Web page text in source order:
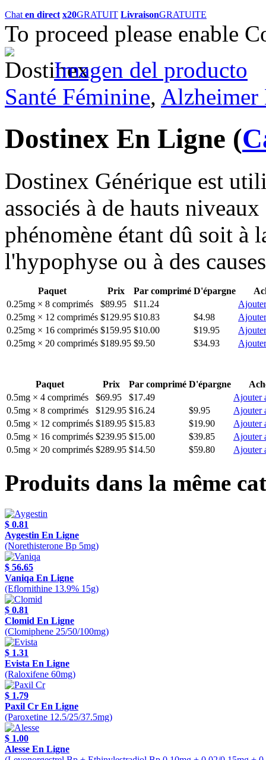
Chat en direct x20GRATUIT LivraisonGRATUITE
To proceed please enable
Imagen del producto
Santé Féminine, Alzheimer
Dostinex En Ligne (
Dostinex Générique est
associés à de hauts
phénomène étant dû soit à
l'hypophyse ou à des
Paquet Prix Par comprimé D'épargne
0.25mg × 8 comprimés
$89.95 $11.24
0.25mg × 12 comprimés $129.95 $10.83 $4.98
0.25mg × 16 comprimés $159.95 $10.00 $19.95
0.25mg × 20 comprimés $189.95 $9.50 $34.93
Paquet Prix Par comprimé D'épargne
0.5mg × 4 comprimés
$69.95 $17.49
Ajouter
0.5mg × 8 comprimés
$129.95 $16.24 $9.95
Ajouter
0.5mg × 12 comprimés $189.95 $15.83 $19.90
Ajouter
0.5mg × 16 comprimés $239.95 $15.00 $39.85
Ajouter
0.5mg × 20 comprimés $289.95 $14.50 $59.80 Ajouter
Produits dans la même
$ 0.81
Aygestin En Ligne
(Norethisterone Bp 5mg)
$ 56.65
Vaniqa En Ligne
(Eflornithine 13.9% 15g)
$ 0.81
Clomid En Ligne
(Clomiphene 25/50/100mg)
$ 1.31
Evista En Ligne
(Raloxifene 60mg)
$ 1.79
Paxil Cr En Ligne
(Paroxetine 12.5/25/37.5mg)
$ 1.00
Alesse En Ligne